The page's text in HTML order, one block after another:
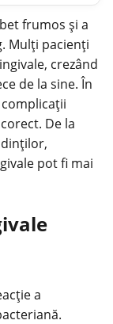
frumos și a
Mulți pacienți
crezând
de la sine. În
De la
pot fi mai
a